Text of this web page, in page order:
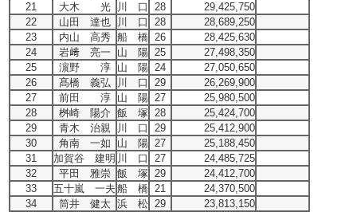
21
大木 光 川 口 28
29,425,750
22
山田 達也 川 口 28
28,689,250
23
内山 高秀 船 橋 26
28,425,630
24
岩﨑 亮一 山 陽 25
27,498,350
25
濵野 淳 山 陽 24
27,050,650
26
髙橋 義弘 川 口 29
26,269,900
27
前田 淳 山 陽 27
25,980,500
28
桝崎 陽介 飯 塚 28
25,424,700
29
青木 治親 川 口 29
25,412,900
30
角南 一如 山 陽 27
25,188,450
31
加賀谷 建明 川 口 27
24,485,725
32
平田 雅崇 飯 塚 29
24,412,700
33
五十嵐 一夫 船 橋 21
24,370,500
34
筒井 健太 浜 松 29
23,813,150